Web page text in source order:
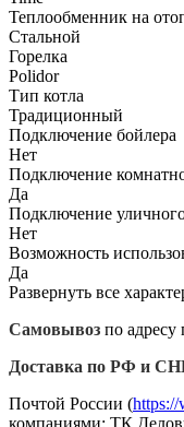
Теплообменник на
Стальной
Горелка
Polidor
Тип котла
Традиционный
Подключение бойлера
Нет
Подключение
Да
Подключение
Нет
Возможность
Да
Развернуть все
Самовывоз по адресу
Доставка по РФ и
Почтой России (https://
компаниями: ТК